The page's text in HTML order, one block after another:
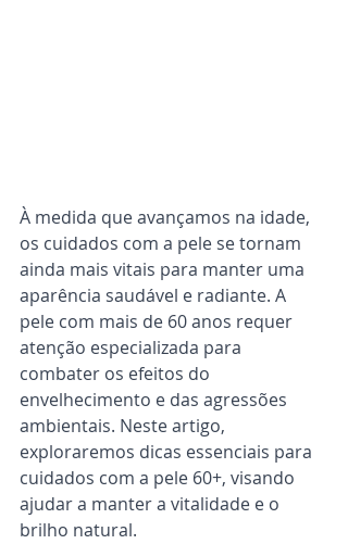
À medida que avançamos na idade,
os cuidados com a pele se tornam
ainda mais vitais para manter uma
aparência saudável e radiante. A
pele com mais de 60 anos requer
atenção especializada para
combater os efeitos do
envelhecimento e das agressões
ambientais. Neste artigo,
exploraremos dicas essenciais para
cuidados com a pele 60+, visando
ajudar a manter a vitalidade e o
brilho natural.